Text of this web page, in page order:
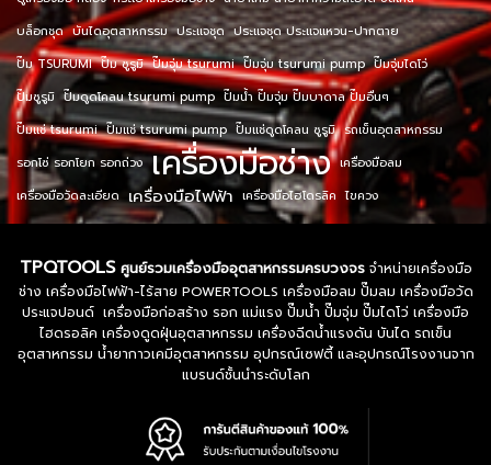
บล็อกชุด บันไดอุตสาหกรรม ประแจชุด ประแจชุด ประแจแหวน-ปากตาย
ปั๊ม TSURUMI ปั๊ม ซูรูมิ ปั๊มจุ่ม tsurumi ปั๊มจุ่ม tsurumi pump ปั๊มจุ่มไดโว่
ปั๊มซูรูมิ ปั๊มดูดโคลน tsurumi pump ปั๊มน้ำ ปั๊มจุ่ม ปั๊มบาดาล ปั๊มอื่นๆ
ปั๊มแช่ tsurumi ปั๊มแช่ tsurumi pump ปั๊มแช่ดูดโคลน ซูรูมิ รถเข็นอุตสาหกรรม
รอกโซ่ รอกโยก รอกถ่วง เครื่องมือช่าง เครื่องมือลม
เครื่องมือวัดละเอียด เครื่องมือไฟฟ้า เครื่องมือไฮโดรลิค ไขควง
TPQTOOLS ศูนย์รวมเครื่องมืออุตสาหกรรมครบวงจรจำหน่ายเครื่องมือ
ช่าง เครื่องมือไฟฟ้า-ไร้สาย POWERTOOLS เครื่องมือลม ปั๊มลม เครื่องมือวัด
ประแจปอนด์ เครื่องมือก่อสร้าง รอก แม่แรง ปั๊มน้ำ ปั๊มจุ่ม ปั๊มไดโว่ เครื่องมือ
ไฮดรอลิค เครื่องดูดฝุ่นอุตสาหกรรม เครื่องฉีดน้ำแรงดัน บันได รถเข็น
อุตสาหกรรม น้ำยากาวเคมีอุตสาหกรรม อุปกรณ์เซฟตี้ และอุปกรณ์โรงงานจาก
แบรนด์ชั้นนำระดับโลก